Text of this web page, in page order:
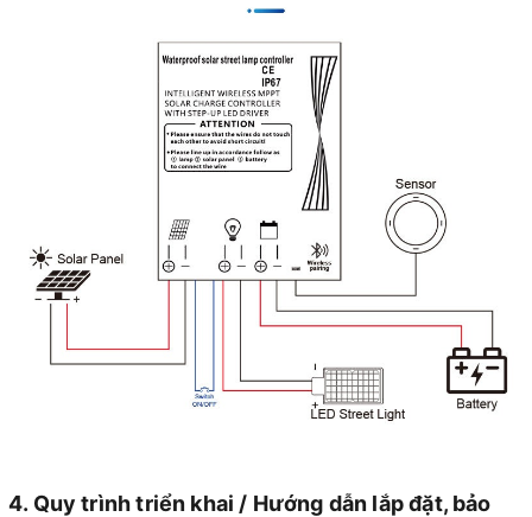
4. Quy trình triển khai / Hướng dẫn lắp đặt, bảo